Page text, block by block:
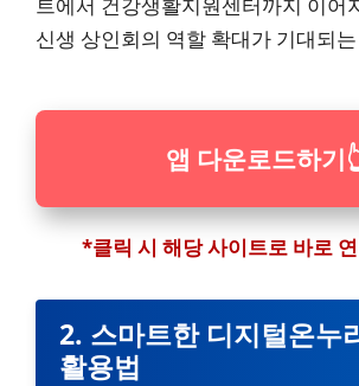
신생 상인회의 역할 확대가 기대되
앱 다운로드하기
*클릭 시 해당 사이트로 바로
2. 스마트한 디지털온누
활용법